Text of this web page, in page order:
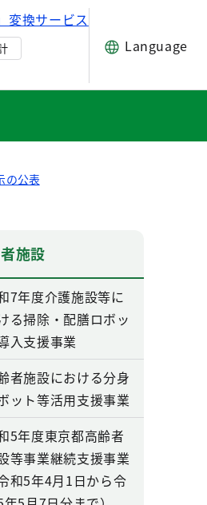
変換サービス
Language
の公表
備費補助金に係る都内時の公
施設
7年度介護施設等に
る掃除・配膳ロボッ
入支援事業
者施設における分身
ット等活用支援事業
5年度東京都高齢者
等事業継続支援事業
令和5年4月1日から令